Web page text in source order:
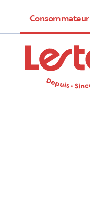
Consommateur